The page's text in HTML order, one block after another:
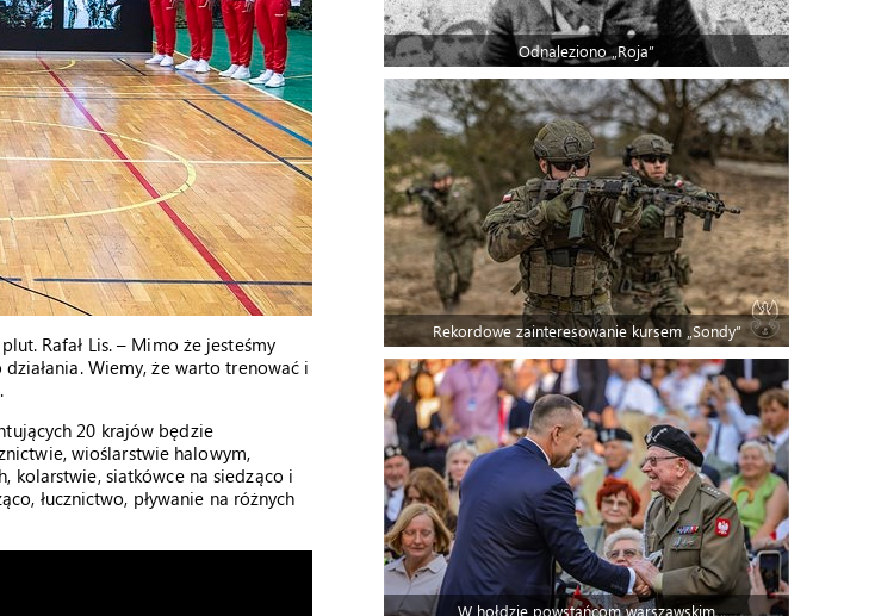
Rafał Lis. – Mimo że jesteśmy
Wiemy, że warto trenować i
20 krajów będzie
wioślarstwie halowym,
kolarstwie, siatkówce na siedząco i
łucznictwo, pływanie na różnych
Odnaleziono „Roja”
Rekordowe zainteresowanie kursem „Sondy”
W hołdzie powstańcom warszawskim